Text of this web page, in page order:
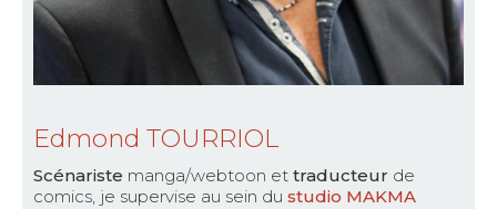
Edmond TOURRIOL
Scénariste manga/webtoon et traducteur de
comics, je supervise au sein du studio MAKMA